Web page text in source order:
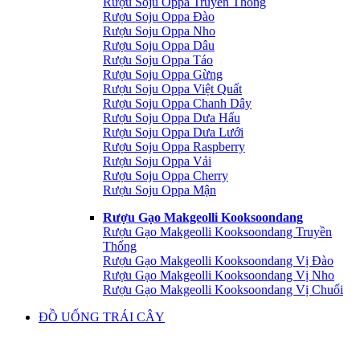
Rượu Soju Oppa Đào
Rượu Soju Oppa Nho
Rượu Soju Oppa Dâu
Rượu Soju Oppa Táo
Rượu Soju Oppa Gừng
Rượu Soju Oppa Việt Quất
Rượu Soju Oppa Chanh Dây
Rượu Soju Oppa Dưa Hấu
Rượu Soju Oppa Dưa Lưới
Rượu Soju Oppa Raspberry
Rượu Soju Oppa Vải
Rượu Soju Oppa Cherry
Rượu Soju Oppa Mận
Rượu Gạo Makgeolli Kooksoondang
Rượu Gạo Makgeolli Kooksoondang Truyền
Thống
Rượu Gạo Makgeolli Kooksoondang Vị Đào
Rượu Gạo Makgeolli Kooksoondang Vị Nho
Rượu Gạo Makgeolli Kooksoondang Vị Chuối
ĐỒ UỐNG TRÁI CÂY